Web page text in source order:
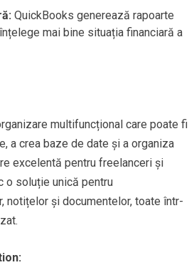
QuickBooks generează rapoarte
mai bine situația financiară a
multifuncțional care poate fi
a crea baze de date și a organiza
excelentă pentru freelanceri și
o soluție unică pentru
notițelor și documentelor, toate într-